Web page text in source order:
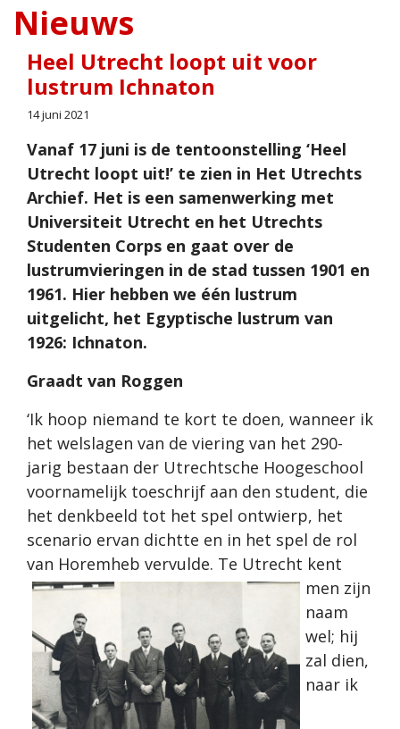
Nieuws
Heel Utrecht loopt uit voor
lustrum Ichnaton
14 juni 2021
Vanaf 17 juni is de tentoonstelling ‘Heel
Utrecht loopt uit!’ te zien in Het Utrechts
Archief. Het is een samenwerking met
Universiteit Utrecht en het Utrechts
Studenten Corps en gaat over de
lustrumvieringen in de stad tussen 1901 en
1961. Hier hebben we één lustrum
uitgelicht, het Egyptische lustrum van
1926: Ichnaton.
Graadt van Roggen
‘Ik hoop niemand te kort te doen, wanneer ik
het welslagen van de viering van het 290-
jarig bestaan der Utrechtsche Hoogeschool
voornamelijk toeschrijf aan den student, die
het denkbeeld tot het spel ontwierp, het
scenario ervan dichtte en in het spel de rol
van Horemheb vervulde. Te Utrecht kent
men zijn
naam
wel; hij
zal dien,
naar ik